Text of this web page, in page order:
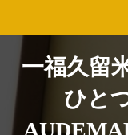
一福久留
ひと